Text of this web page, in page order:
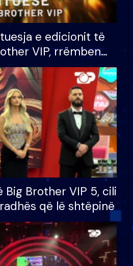
e edicionit të
VIP, rrëmben
prej 100 mijë eurosh
Brother VIP 5, cili
që lë shtëpinë